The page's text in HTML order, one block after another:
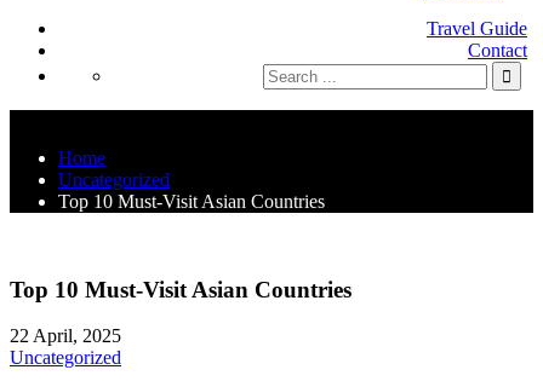
Travel Guide
Contact
Home
Uncategorized
Top 10 Must-Visit Asian Countries
Top 10 Must-Visit Asian Countries
22 April, 2025
Uncategorized